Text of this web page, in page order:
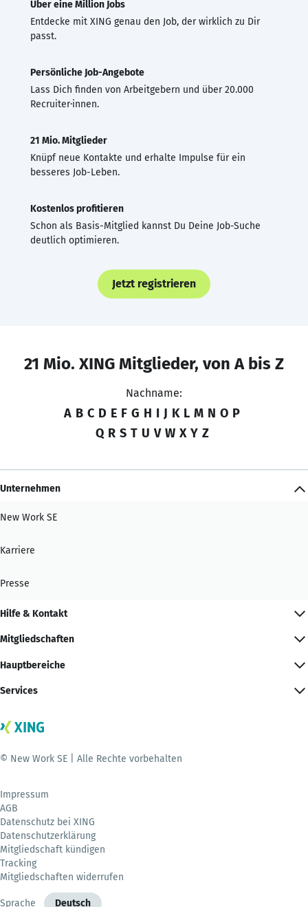
Über eine Million Jobs
Entdecke mit XING genau den Job, der wirklich zu Dir
passt.
Persönliche Job-Angebote
Lass Dich finden von Arbeitgebern und über 20.000
Recruiter·innen.
21 Mio. Mitglieder
Knüpf neue Kontakte und erhalte Impulse für ein
besseres Job-Leben.
Kostenlos profitieren
Schon als Basis-Mitglied kannst Du Deine Job-Suche
deutlich optimieren.
Jetzt registrieren
21 Mio. XING Mitglieder, von A bis Z
Nachname:
A B C D E F G H I J K L M N O P
Q R S T U V W X Y Z
Unternehmen
New Work SE
Karriere
Presse
Hilfe & Kontakt
Mitgliedschaften
Hauptbereiche
Services
© New Work SE | Alle Rechte vorbehalten
Impressum
AGB
Datenschutz bei XING
Datenschutzerklärung
Mitgliedschaft kündigen
Tracking
Mitgliedschaften widerrufen
Sprache Deutsch